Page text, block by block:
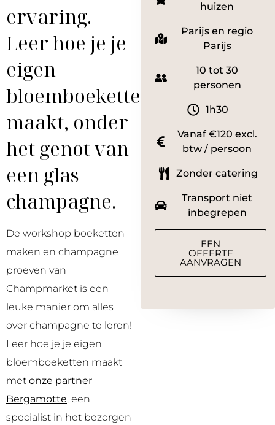
ervaring.
Leer hoe je je
eigen
bloemboeketten
maakt, onder
het genot van
een glas
champagne.
De workshop boeketten
maken en champagne
proeven van
Champmarket is een
leuke manier om alles
over champagne te leren!
Leer hoe je je eigen
bloemboeketten maakt
met onze partner
Bergamotte, een
specialist in het bezorgen
huizen
Parijs en regio
Parijs
10 tot 30
personen
1h30
Vanaf €120 excl.
btw / persoon
Zonder catering
Transport niet
inbegrepen
EEN
OFFERTE
AANVRAGEN